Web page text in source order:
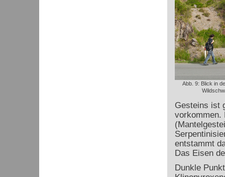
Abb. 9: Blick in
Gesteins ist
vorkommen.
entstammt
Das Eisen
Dunkle